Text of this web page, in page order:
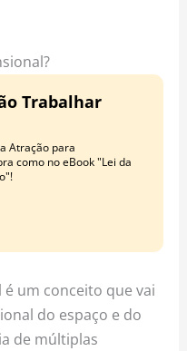
t
Trabalhar
Atração para
como no eBook "Lei da
um conceito que vai
do espaço e do
de múltiplas